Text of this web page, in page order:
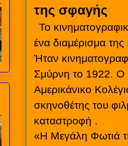
της σφαγής
Το
ένα διαμέρισμα
Ήταν
Σμύρνη το 1922. Ο
Αμερικάνικο
σκηνοθέτης του
καταστροφή .
«Η Μεγάλη Φωτιά